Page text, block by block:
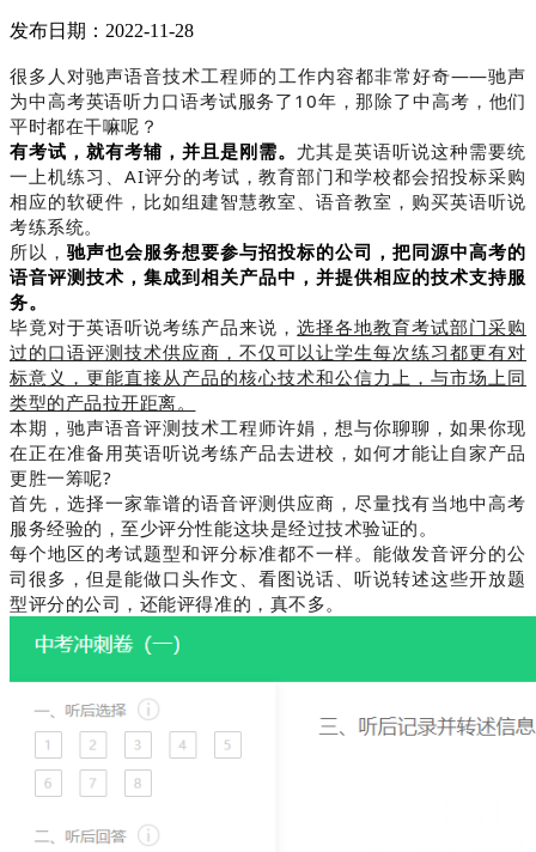
发布日期：2022-11-28
很多人对驰声语音技术工程师的工作内容都非常好奇——驰声
为中高考英语听力口语考试服务了10年，那除了中高考，他们
平时都在干嘛呢？
有考试，就有考辅，并且是刚需。 尤其是英语听说这种需要统
一上机练习、AI评分的考试，教育部门和学校都会招投标采购
相应的软硬件，比如组建智慧教室、语音教室，购买英语听说
考练系统。
所以，驰声也会服务想要参与招投标的公司，把同源中高考的
语音评测技术，集成到相关产品中，并提供相应的技术支持服
务。
毕竟对于英语听说考练产品来说，选择各地教育考试部门采购
过的口语评测技术供应商，不仅可以让学生每次练习都更有对
标意义，更能直接从产品的核心技术和公信力上，与市场上同
类型的产品拉开距离。
本期，驰声语音评测技术工程师许娟，想与你聊聊 ，如果你现
在正在准备用英语听说考练产品去进校，如何才能让自家产品
更胜一筹呢?
首先，选择一家靠谱的语音评测供应商，尽量找有当地中高考
服务经验的，至少评分性能这块是经过技术验证的。
每个地区的考试题型和评分标准都不一样。能做发音评分的公
司很多，但是能做口头作文、看图说话、听说转述这些开放题
型评分的公司，还能评得准的，真不多。